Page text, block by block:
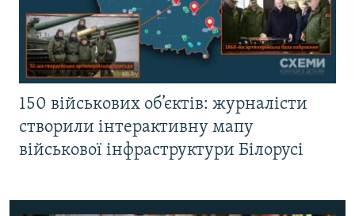
150 військових об’єктів: журналісти
створили інтерактивну мапу
військової інфраструктури Білорусі